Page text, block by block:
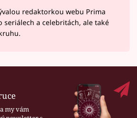
redaktorkou webu Prima
seriálech a celebritách, ale také
my vám